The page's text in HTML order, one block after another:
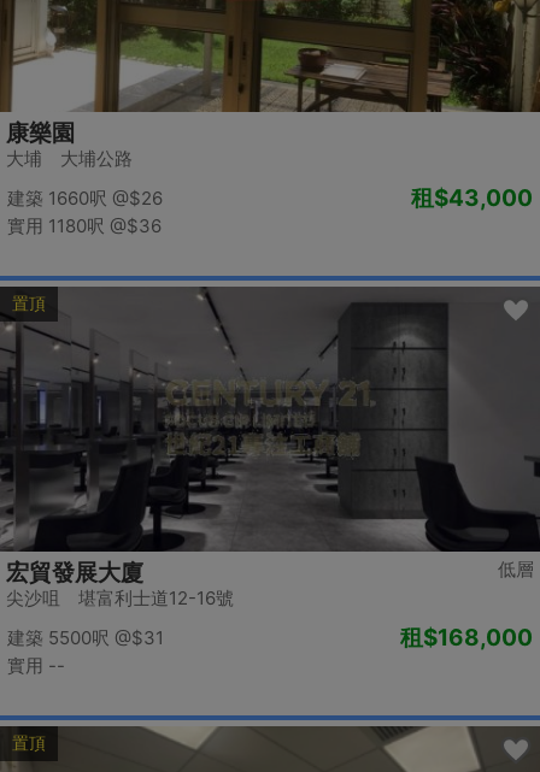
康樂園
大埔 大埔公路
建築 1660呎 @$26
實用 1180呎 @$36
租$43,000
置頂
低層
宏貿發展大廈
尖沙咀 堪富利士道12-16號
建築 5500呎 @$31
實用 --
租$168,000
置頂